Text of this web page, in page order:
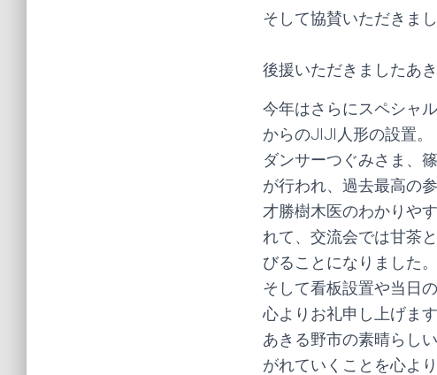
そして協賛いただきま
後援いただきましたあ
今年はさらにスペシャ
からのJIJI人形の設置。
ダンサーつぐみさま、
が行われ、過去最高の
才勝樹木医のわかりや
れて、交流会では甘茶
びることになりました
そして看板設置や当日
心よりお礼申し上げます
あきる野市の素晴らし
がれていくことを心よ